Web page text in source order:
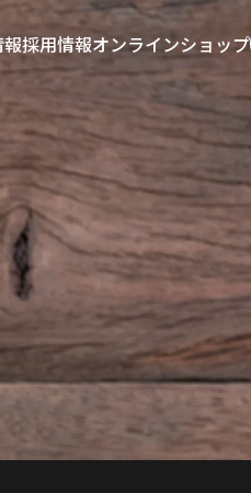
採用情報オンラインショップ